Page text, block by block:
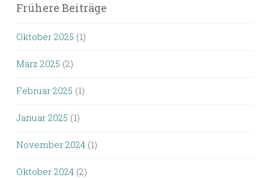
Frühere Beiträge
Oktober 2025 (1)
März 2025 (2)
Februar 2025 (1)
Januar 2025 (1)
November 2024 (1)
Oktober 2024 (2)